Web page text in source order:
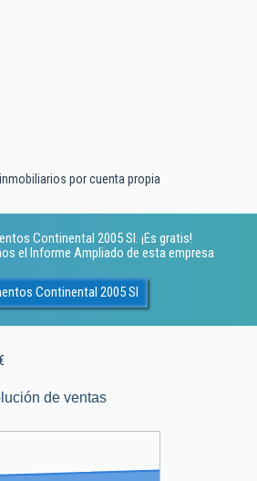
por cuenta propia
Continental 2005 Sl. ¡Es gratis!
el Informe Ampliado de esta empresa
Continental 2005 Sl
de ventas